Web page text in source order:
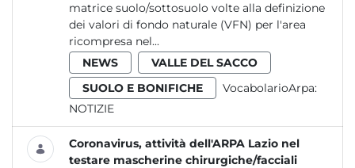
matrice suolo/sottosuolo volte alla definizione
dei valori di fondo naturale (VFN) per l'area
ricompresa nel...
NEWS
VALLE DEL SACCO
SUOLO E BONIFICHE
VocabolarioArpa:
NOTIZIE
Coronavirus, attività dell'ARPA Lazio nel
testare mascherine chirurgiche/facciali